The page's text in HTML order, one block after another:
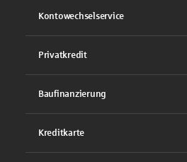
Kontowechselservice
Privatkredit
Baufinanzierung
Kreditkarte